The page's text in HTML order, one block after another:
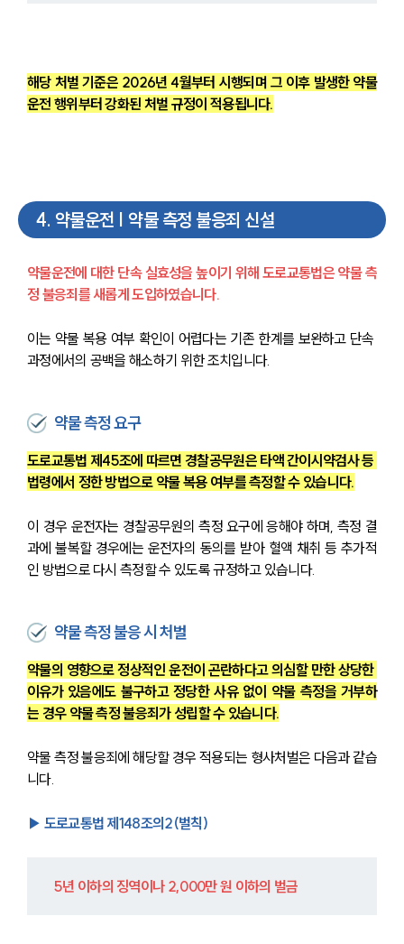
해당 처벌 기준은 2026년 4월부터 시행되며 그 이후 발생한 약물
운전 행위부터 강화된 처벌 규정이 적용됩니다.
4. 약물운전 | 약물 측정 불응죄 신설
약물운전에 대한 단속 실효성을 높이기 위해 도로교통법은 약물 측
정 불응죄를 새롭게 도입하였습니다.
이는 약물 복용 여부 확인이 어렵다는 기존 한계를 보완하고 단속
과정에서의 공백을 해소하기 위한 조치입니다.
약물 측정 요구
도로교통법 제45조에 따르면 경찰공무원은 타액 간이시약검사 등
법령에서 정한 방법으로 약물 복용 여부를 측정할 수 있습니다.
이 경우 운전자는 경찰공무원의 측정 요구에 응해야 하며, 측정 결
과에 불복할 경우에는 운전자의 동의를 받아 혈액 채취 등 추가적
인 방법으로 다시 측정할 수 있도록 규정하고 있습니다.
약물 측정 불응 시 처벌
약물의 영향으로 정상적인 운전이 곤란하다고 의심할 만한 상당한
이유가 있음에도 불구하고 정당한 사유 없이 약물 측정을 거부하
는 경우 약물 측정 불응죄가 성립할 수 있습니다.
약물 측정 불응죄에 해당할 경우 적용되는 형사처벌은 다음과 같습
니다.
▶ 도로교통법 제148조의2(벌칙)
5년 이하의 징역이나 2,000만 원 이하의 벌금